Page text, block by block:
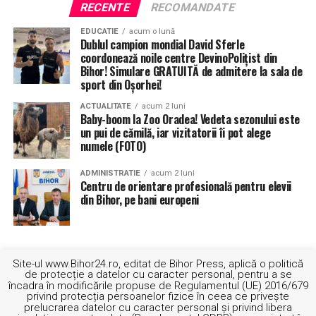
RECENTE RECOMANDATE
EDUCATIE acum o lună
Dublul campion mondial David Sferle
coordonează noile centre DevinoPolițist din
Bihor! Simulare GRATUITĂ de admitere la sala de
sport din Oșorhei!
ACTUALITATE acum 2 luni
Baby-boom la Zoo Oradea! Vedeta sezonului este
un pui de cămilă, iar vizitatorii îi pot alege
numele (FOTO)
ADMINISTRATIE acum 2 luni
Centru de orientare profesională pentru elevii
din Bihor, pe bani europeni
Site-ul www.Bihor24.ro, editat de Bihor Press, aplică o politică
de protecție a datelor cu caracter personal, pentru a se
încadra în modificările propuse de Regulamentul (UE) 2016/679
privind protecția persoanelor fizice în ceea ce privește
prelucrarea datelor cu caracter personal și privind libera